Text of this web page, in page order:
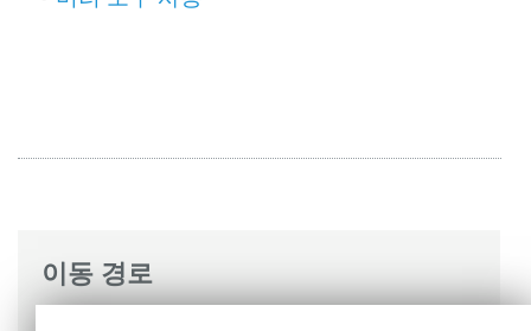
이동 경로